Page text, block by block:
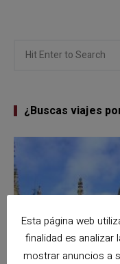
for:
¿Buscas viajes
Esta página web
finalidad es analizar
mostrar anuncios a